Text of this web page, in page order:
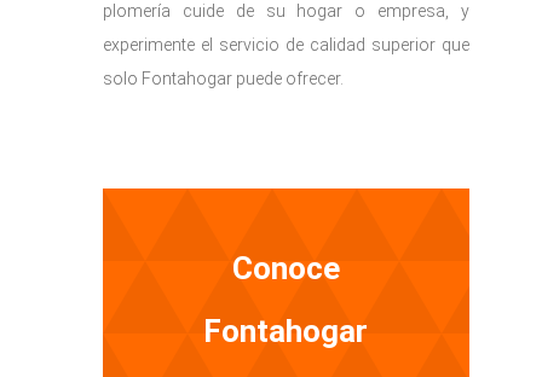
plomería cuide de su hogar o empresa, y
experimente el servicio de calidad superior que
solo Fontahogar puede ofrecer.
Conoce
Fontahogar